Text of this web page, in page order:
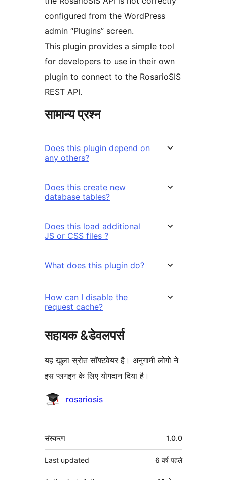
configured from the WordPress
admin “Plugins” screen.
This plugin provides a simple tool
for developers to use in their own
plugin to connect to the RosarioSIS
REST API.
सामान्य प्रश्न
Does this plugin depend on
any others?
Does this create new
database tables?
Does this load additional
JS or CSS files ?
What does this plugin do?
How can I disable the
request cache?
सहायक &डेवलपर्स
यह खुला स्रोत सॉफ्टवेयर है। अनुगामी लोगो ने
इस प्लगइन के लिए योगदान दिया है।
योगदानकर्ताrosariosis
मेटा
संस्करण 1.0.0
Last updated 6 वर्ष पहले